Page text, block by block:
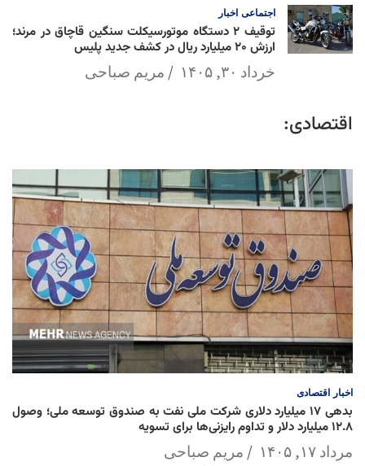
اجتماعی اخبار
توقیف ۲ دستگاه موتورسیکلت سنگین قاچاق در مرند؛
ارزش ۲۰ میلیارد ریال در کشف جدید پلیس
خرداد ۳۰, ۱۴۰۵ مریم صباحی
اقتصادی:
اخبار اقتصادی
بدهی ۱۷ میلیارد دلاری شرکت ملی نفت به صندوق توسعه ملی؛ وصول
۱۲.۸ میلیارد دلار و تداوم رایزنی‌ها برای تسویه
مرداد ۱۷, ۱۴۰۵ مریم صباحی